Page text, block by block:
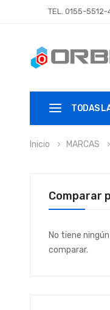
TEL. 0155-5512-
TODAS
Inicio MARCAS
Comparar
No tiene
comparar.